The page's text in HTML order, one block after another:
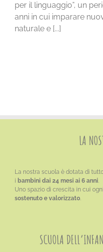
NEWS
per il linguaggio”, un
anni in cui imparare
naturale e [...]
LA
La nostra scuola è dotata di
i bambini dai 24 mesi ai 6 anni.
Uno spazio di crescita in cui
sostenuto e valorizzato.
SCUOLA